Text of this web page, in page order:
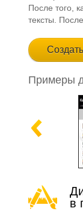
После того,
тексты.
Примеры
в